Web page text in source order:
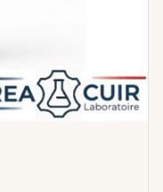
pureapporte
et
crée un
et les
les chaussures